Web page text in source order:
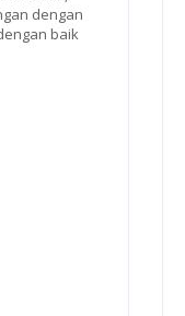
dengan
baik